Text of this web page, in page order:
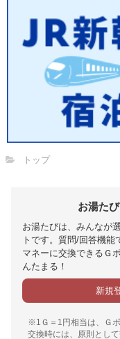
トップ
お湯た
お湯たびは、みんなが
トです。質問/回答機
マネーに交換できるＧ
んたまる！
新規
※1Ｇ＝1円相当は、Ｇ
交換時には、原則とし